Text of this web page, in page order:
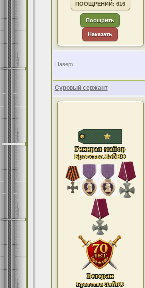
ПООЩРЕНИЙ: 616
Поощрить
Наказать
Наверх
Суровый сержант
.